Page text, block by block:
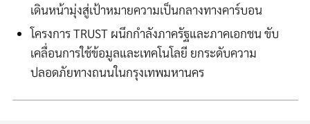
เดินหน้ามุ่งสู่เป้าหมายความเป็นกลางทางคาร์บอน
โครงการ TRUST ผนึกกำลังภาครัฐและภาคเอกชน ขับ
เคลื่อนการใช้ข้อมูลและเทคโนโลยี ยกระดับความ
ปลอดภัยทางถนนในกรุงเทพมหานคร